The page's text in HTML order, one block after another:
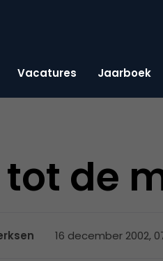
Vacatures Jaarboek
tot de
16 december 2002,